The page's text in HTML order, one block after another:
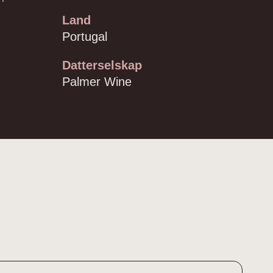
Land
Portugal
Datterselskap
Palmer Wine